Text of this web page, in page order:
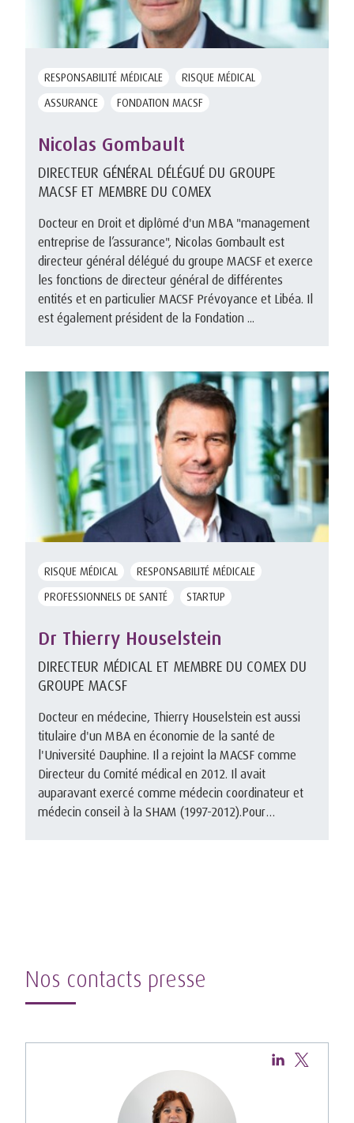
RESPONSABILITÉ MÉDICALE
RISQUE MÉDICAL
ASSURANCE
FONDATION MACSF
Nicolas Gombault
DIRECTEUR GÉNÉRAL DÉLÉGUÉ DU GROUPE
MACSF ET MEMBRE DU COMEX
Docteur en Droit et diplômé d'un MBA "management
entreprise de l’assurance", Nicolas Gombault est
directeur général délégué du groupe MACSF et exerce
les fonctions de directeur général de différentes
entités et en particulier MACSF Prévoyance et Libéa. Il
est également président de la Fondation ...
RISQUE MÉDICAL
RESPONSABILITÉ MÉDICALE
PROFESSIONNELS DE SANTÉ
STARTUP
Dr Thierry Houselstein
DIRECTEUR MÉDICAL ET MEMBRE DU COMEX DU
GROUPE MACSF
Docteur en médecine, Thierry Houselstein est aussi
titulaire d'un MBA en économie de la santé de
l'Université Dauphine. Il a rejoint la MACSF comme
Directeur du Comité médical en 2012. Il avait
auparavant exercé comme médecin coordinateur et
médecin conseil à la SHAM (1997-2012).Pour
Nos contacts presse